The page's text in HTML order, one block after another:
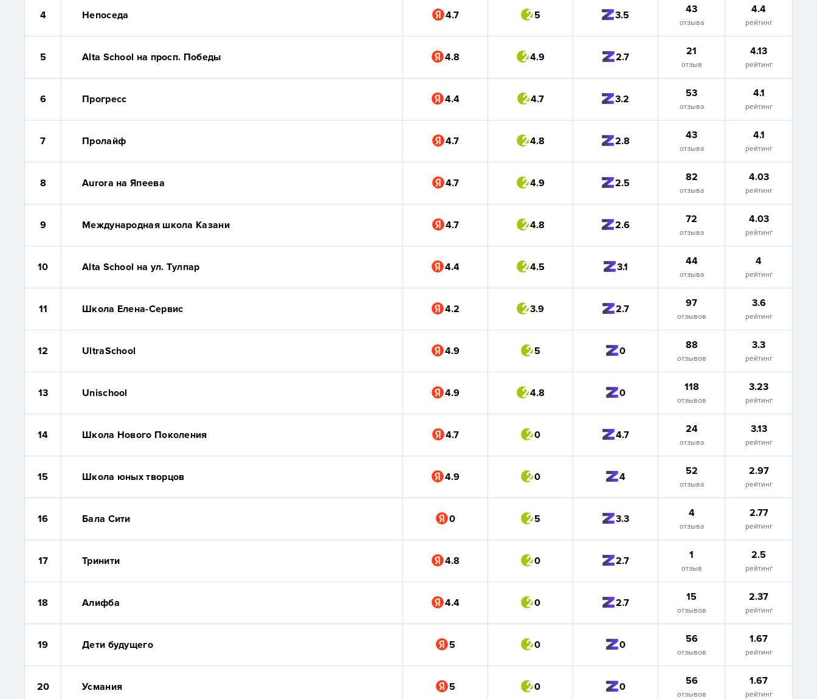
4 Непоседа 4.7 5 3.5
отзыва
43
рейтинг
4.4
5 Alta School на просп. Победы 4.8 4.9 2.7
отзыв
21
рейтинг
4.13
6 Прогресс 4.4 4.7 3.2
отзыва
53
рейтинг
4.1
7 Пролайф 4.7 4.8 2.8
отзыва
43
рейтинг
4.1
8 Aurora на Япеева 4.7 4.9 2.5
отзыва
82
рейтинг
4.03
9 Международная школа Казани 4.7 4.8 2.6
отзыва
72
рейтинг
4.03
10 Alta School на ул. Тулпар 4.4 4.5 3.1
отзыва
44
рейтинг
4
11 Школа Елена-Сервис 4.2 3.9 2.7
отзывов
97
рейтинг
3.6
12 UltraSchool 4.9 5 0
отзывов
88
рейтинг
3.3
13 Unischool 4.9 4.8 0
отзывов
118
рейтинг
3.23
14 Школа Нового Поколения 4.7 0 4.7
отзыва
24
рейтинг
3.13
15 Школа юных творцов 4.9 0 4
отзыва
52
рейтинг
2.97
16 Бала Сити 0 5 3.3
отзыва
4
рейтинг
2.77
17 Тринити 4.8 0 2.7
отзыв
1
рейтинг
2.5
18 Алифба 4.4 0 2.7
отзывов
15
рейтинг
2.37
19 Дети будущего 5 0 0
отзывов
56
рейтинг
1.67
20 Усмания 5 0 0
отзывов
56
рейтинг
1.67